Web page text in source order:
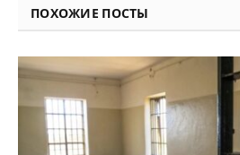
ПОХОЖИЕ ПОСТЫ